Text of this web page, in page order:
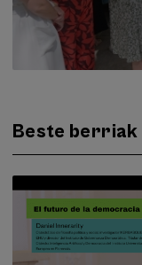
Beste berriak